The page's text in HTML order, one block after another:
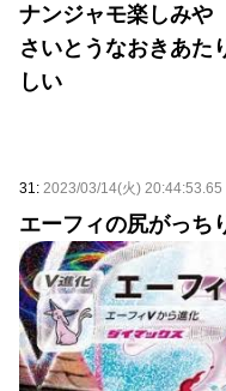
ナンジャモ楽しみや
さいとうなおきあた
しい
31: 2023/03/14(火) 20:44:53.65
エーフィの尻がっち